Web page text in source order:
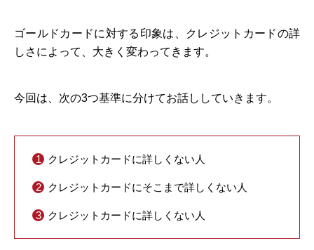
ゴールドカードに対する印象は、クレジットカードの詳
しさによって、大きく変わってきます。
今回は、次の3つ基準に分けてお話ししていきます。
クレジットカードに詳しくない人
クレジットカードにそこまで詳しくない人
クレジットカードに詳しくない人